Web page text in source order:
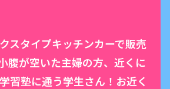
スタイプキッチンカーで販売
腹が空いた主婦の方、近くに
習塾に通う学生さん！お近く